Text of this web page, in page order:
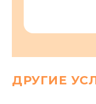
ДРУГИЕ